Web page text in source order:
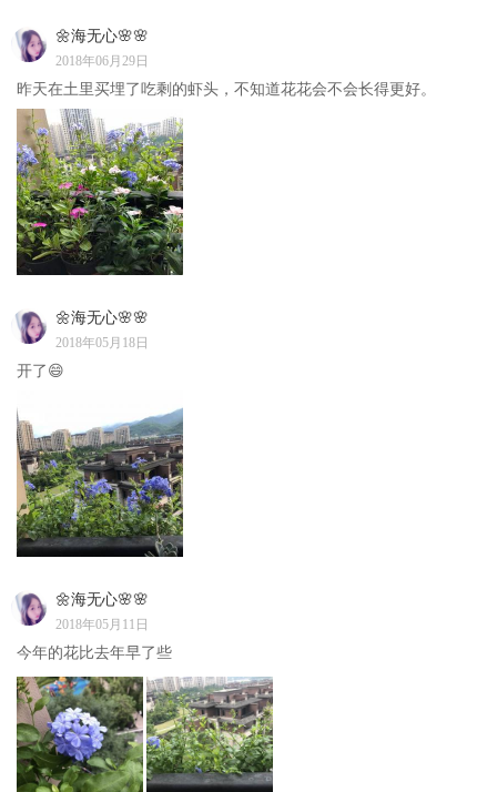
🌼海无心🌸🌸
2018年06月29日
昨天在土里买埋了吃剩的虾头，不知道花花会不会长得更好。
🌼海无心🌸🌸
2018年05月18日
开了😄
🌼海无心🌸🌸
2018年05月11日
今年的花比去年早了些